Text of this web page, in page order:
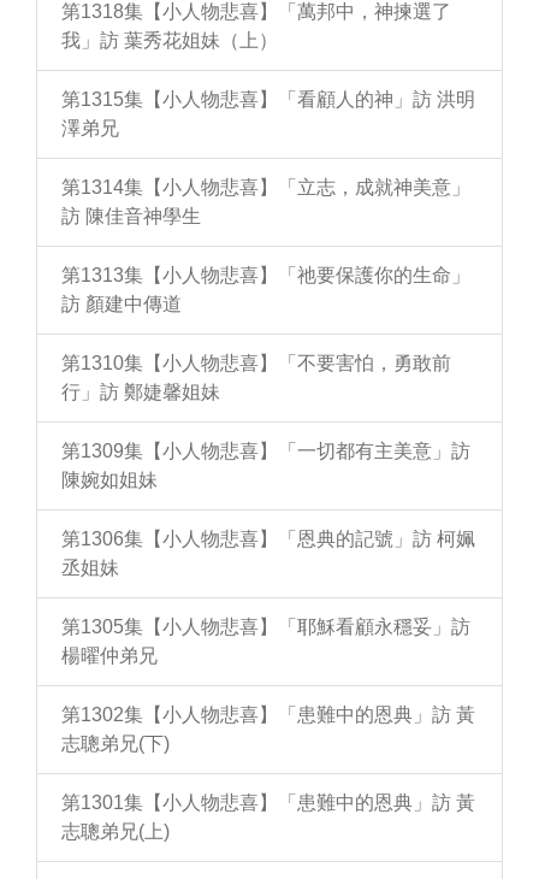
第1318集【小人物悲喜】「萬邦中，神揀選了
我」訪 葉秀花姐妹（上）
第1315集【小人物悲喜】「看顧人的神」訪 洪明
澤弟兄
第1314集【小人物悲喜】「立志，成就神美意」
訪 陳佳音神學生
第1313集【小人物悲喜】「祂要保護你的生命」
訪 顏建中傳道
第1310集【小人物悲喜】「不要害怕，勇敢前
行」訪 鄭婕馨姐妹
第1309集【小人物悲喜】「一切都有主美意」訪
陳婉如姐妹
第1306集【小人物悲喜】「恩典的記號」訪 柯姵
丞姐妹
第1305集【小人物悲喜】「耶穌看顧永穩妥」訪
楊曜仲弟兄
第1302集【小人物悲喜】「患難中的恩典」訪 黃
志聰弟兄(下)
第1301集【小人物悲喜】「患難中的恩典」訪 黃
志聰弟兄(上)